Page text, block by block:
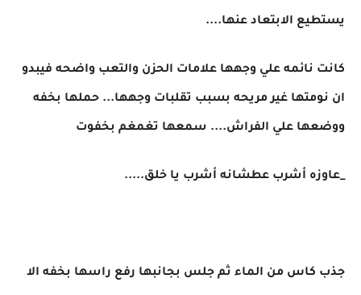
يستطيع الابتعاد عنها....
كانت نائمه علي وجهها علامات الحزن والتعب واضحه فيبدو
ان نومتها غير مريحه بسبب تقلبات وجهها... حملها بخفه
ووضعها علي الفراش.... سمعها تغمغم بخفوت
_عاوزه أشرب عطشانه أشرب يا خلق.....
جذب كاس من الماء ثم جلس بجانبها رفع راسها بخفه الا